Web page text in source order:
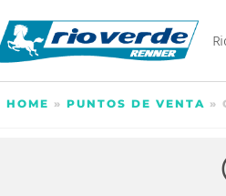
HOME » PUNTOS DE VENTA »